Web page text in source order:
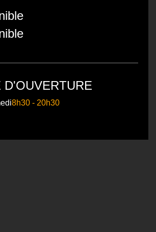
D'OUVERTURE
8h30 - 20h30